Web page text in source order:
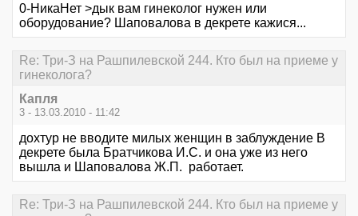
0-НикаНет >дык вам гинеколог нужен или
оборудование? Шаповалова в декрете кажися...
Re: Три-З на Рашпилевской 244. Кто был на приеме у
гинеколога?
Капля
3 - 13.03.2010 - 11:42
дохтур не вводите милых женщин в заблуждение В
декрете была Братчикова И.С. и она уже из него
вышла и Шаповалова Ж.П. работает.
Re: Три-З на Рашпилевской 244. Кто был на приеме у